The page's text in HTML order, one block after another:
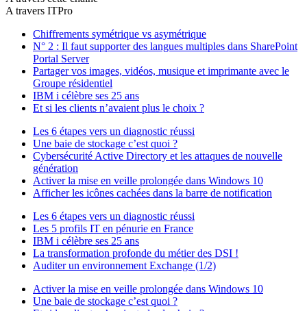
A travers ITPro
Chiffrements symétrique vs asymétrique
N° 2 : Il faut supporter des langues multiples dans SharePoint
Portal Server
Partager vos images, vidéos, musique et imprimante avec le
Groupe résidentiel
IBM i célèbre ses 25 ans
Et si les clients n’avaient plus le choix ?
Les 6 étapes vers un diagnostic réussi
Une baie de stockage c’est quoi ?
Cybersécurité Active Directory et les attaques de nouvelle
génération
Activer la mise en veille prolongée dans Windows 10
Afficher les icônes cachées dans la barre de notification
Les 6 étapes vers un diagnostic réussi
Les 5 profils IT en pénurie en France
IBM i célèbre ses 25 ans
La transformation profonde du métier des DSI !
Auditer un environnement Exchange (1/2)
Activer la mise en veille prolongée dans Windows 10
Une baie de stockage c’est quoi ?